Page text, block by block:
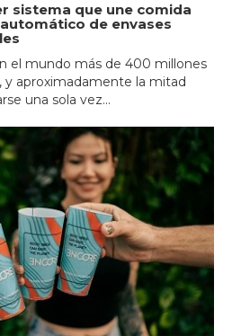
sistema que une comida
de envases
el mundo más de 400 millones
y aproximadamente la mitad
una sola vez...